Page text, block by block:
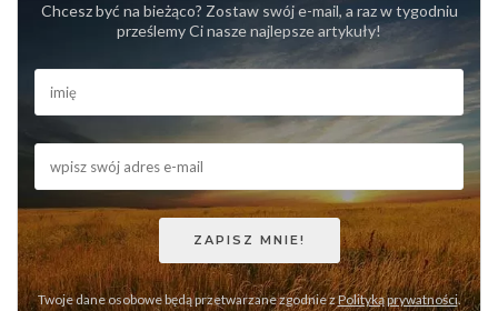
Chcesz być na bieżąco? Zostaw swój e-mail, a raz w tygodniu
prześlemy Ci nasze najlepsze artykuły!
Twoje dane osobowe będą przetwarzane zgodnie zPolityką prywatności.